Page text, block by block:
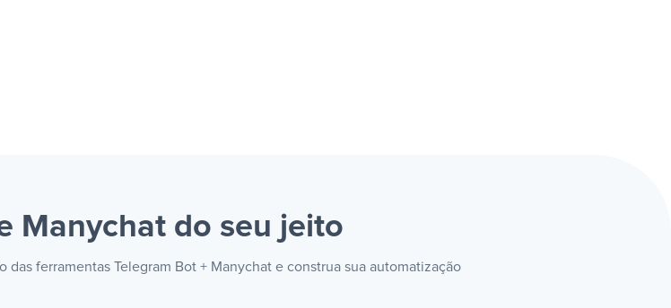
Manychat do seu jeito
ferramentas Telegram Bot + Manychat e construa sua automatização